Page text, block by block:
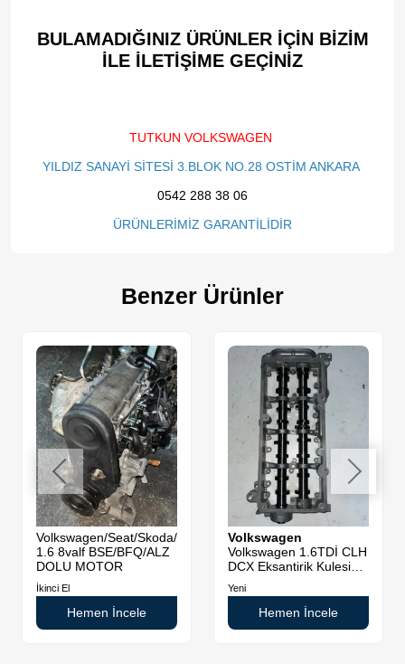
BULAMADIĞINIZ ÜRÜNLER İÇİN BİZİM
İLE İLETİŞİME GEÇİNİZ​
TUTKUN VOLKSWAGEN
YILDIZ SANAYİ SİTESİ 3.BLOK NO.28 OSTİM ANKARA
0542 288 38 06
ÜRÜNLERİMİZ GARANTİLİDİR
Benzer Ürünler
Volkswagen/Seat/Skoda/Audi
1.6 8valf BSE/BFQ/ALZ
DOLU MOTOR
İkinci El
Hemen İncele
Volkswagen
Volkswagen 1.6TDİ CLH
DCX Eksantirik Kulesi
Yeni
Hemen İncele